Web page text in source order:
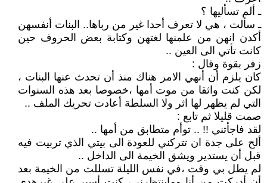
ـ ألم تسأليها ؟
ـ سألت ، هي لا تعرف أحدا غير من رباها.. البنات أنفسهن
أكدن انهن من علمنها لغتهن وكتابة بعض الحروف حين
كانت تأتي الى العين ..
زفر بقوة وقال :
كان يلزم أن أنهي الامر هناك منذ أن تحدث عنها البنات ،
لكن كنت واثقا من موت أمها ،خصوصا بعد هذه السنوات
التي لم يظهر لها اثر ولا السلطة أعادت تحريك الملف ..
صمت قليلا ثم تابع :
لقد فاجأتني !! .. توأم متطابق من أمها ..
ألح على جدة ان تتركني للعودة الى بيتي الذي تربيت فيه
قبل أن يستدير ويشق الخيمة الى الداخل ..
لم يطل بي وقت ،في نفس الليلة تسللت من الخيمة بعد